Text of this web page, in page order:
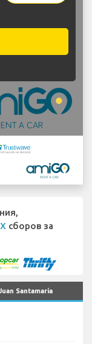
сборов за
Santamaría